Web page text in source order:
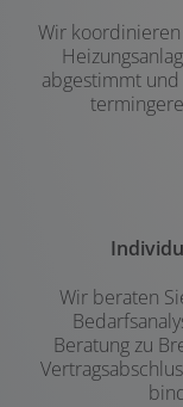
Wir
abgestimmt
Wir beraten
Beratung zu